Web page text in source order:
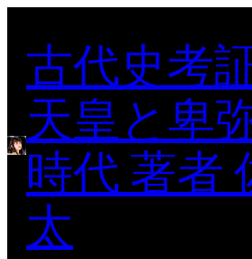
ッ
古代史考
天皇と卑
時代 著者
太